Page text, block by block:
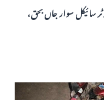
سائیکل سوار جاں بحق،